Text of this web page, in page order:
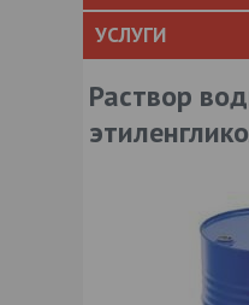
УСЛУГИ
Раствор